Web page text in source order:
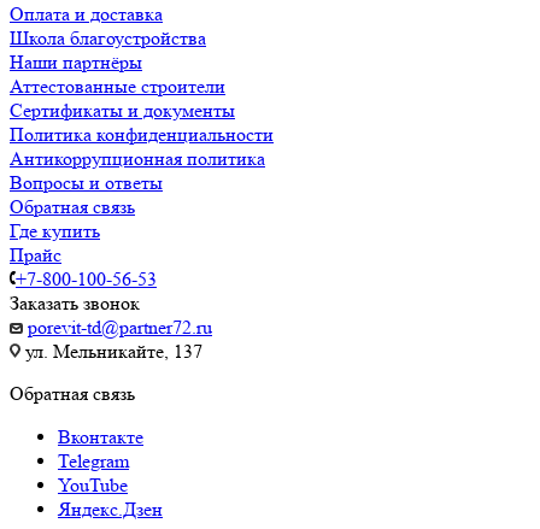
Оплата и доставка
Школа благоустройства
Наши партнёры
Аттестованные строители
Сертификаты и документы
Политика конфиденциальности
Антикоррупционная политика
Вопросы и ответы
Обратная связь
Где купить
Прайс
+7-800-100-56-53
Заказать звонок
porevit-td@partner72.ru
ул. Мельникайте, 137
Обратная связь
Вконтакте
Telegram
YouTube
Яндекс.Дзен